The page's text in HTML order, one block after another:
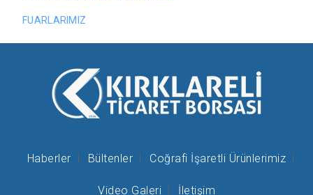
FUARLARIMIZ
Haberler Bültenler Coğrafi İşaretli Ürünlerimiz
Video Galeri İletişim